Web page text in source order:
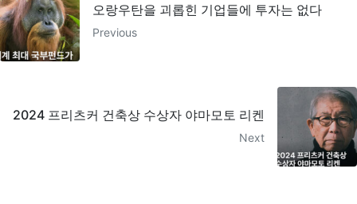
오랑우탄을 괴롭힌 기업들에 투자는 없다
Previous
2024 프리츠커 건축상 수상자 야마모토 리켄
Next